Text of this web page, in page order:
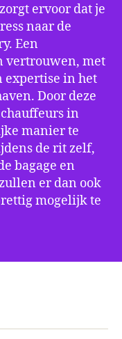
ervoor dat je
naar de
Een
vertrouwen, met
expertise in het
Door deze
in
manier te
de rit zelf,
bagage en
er dan ook
mogelijk te